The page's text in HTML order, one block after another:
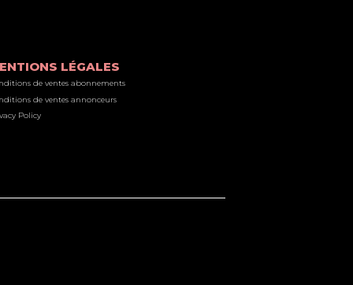
LÉGALES
de ventes abonnements
de ventes annonceurs
Policy